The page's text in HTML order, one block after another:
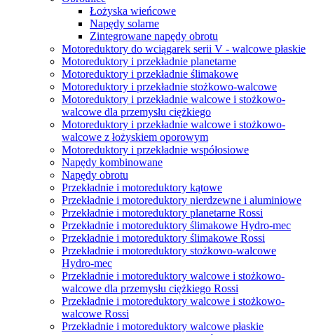
Łożyska wieńcowe
Napędy solarne
Zintegrowane napędy obrotu
Motoreduktory do wciągarek serii V - walcowe płaskie
Motoreduktory i przekładnie planetarne
Motoreduktory i przekładnie ślimakowe
Motoreduktory i przekładnie stożkowo-walcowe
Motoreduktory i przekładnie walcowe i stożkowo-
walcowe dla przemysłu ciężkiego
Motoreduktory i przekładnie walcowe i stożkowo-
walcowe z łożyskiem oporowym
Motoreduktory i przekładnie współosiowe
Napędy kombinowane
Napędy obrotu
Przekładnie i motoreduktory kątowe
Przekładnie i motoreduktory nierdzewne i aluminiowe
Przekładnie i motoreduktory planetarne Rossi
Przekładnie i motoreduktory ślimakowe Hydro-mec
Przekładnie i motoreduktory ślimakowe Rossi
Przekładnie i motoreduktory stożkowo-walcowe
Hydro-mec
Przekładnie i motoreduktory walcowe i stożkowo-
walcowe dla przemysłu ciężkiego Rossi
Przekładnie i motoreduktory walcowe i stożkowo-
walcowe Rossi
Przekładnie i motoreduktory walcowe płaskie